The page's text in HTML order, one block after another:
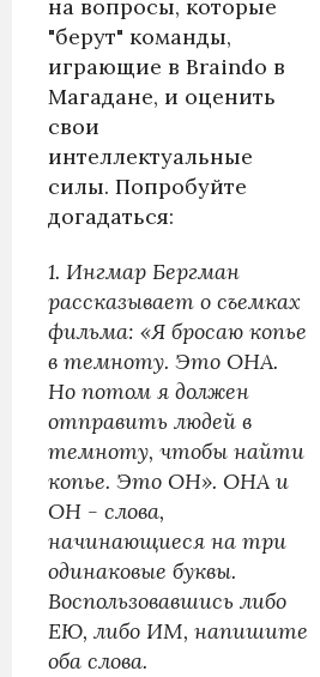
на вопросы, которые
"берут" команды,
играющие в Braindo в
Магадане, и оценить
свои
интеллектуальные
силы. Попробуйте
догадаться:
1. Ингмар Бергман
рассказывает о съемках
фильма: «Я бросаю копье
в темноту. Это ОНА.
Но потом я должен
отправить людей в
темноту, чтобы найти
копье. Это ОН». ОНА и
ОН - слова,
начинающиеся на три
одинаковые буквы.
Воспользовавшись либо
ЕЮ, либо ИМ, напишите
оба слова.